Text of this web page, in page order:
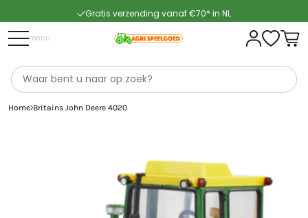
Gratis verzending vanaf €70* in NL
Snelle levering
menu
Home Britains John Deere 4020